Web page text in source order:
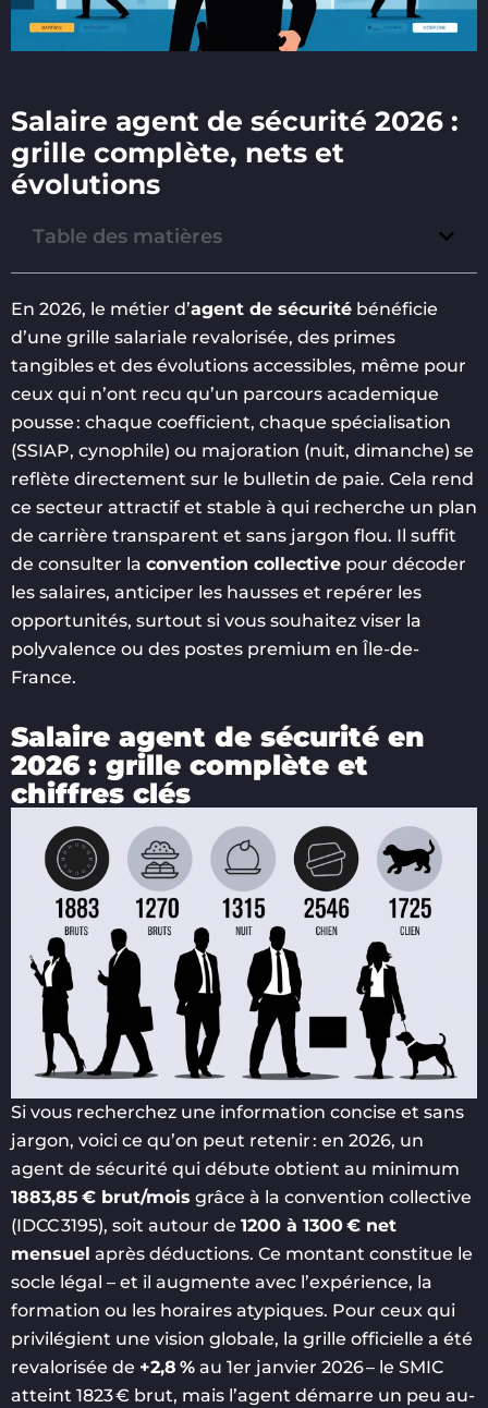
Salaire agent de sécurité 2026 :
grille complète, nets et
évolutions
Table des matières
En 2026, le métier d’agent de sécurité bénéficie
d’une grille salariale revalorisée, des primes
tangibles et des évolutions accessibles, même pour
ceux qui n’ont recu qu’un parcours academique
pousse : chaque coefficient, chaque spécialisation
(SSIAP, cynophile) ou majoration (nuit, dimanche) se
reflète directement sur le bulletin de paie. Cela rend
ce secteur attractif et stable à qui recherche un plan
de carrière transparent et sans jargon flou. Il suffit
de consulter la convention collective pour décoder
les salaires, anticiper les hausses et repérer les
opportunités, surtout si vous souhaitez viser la
polyvalence ou des postes premium en Île-de-
France.
Salaire agent de sécurité en
2026 : grille complète et
chiffres clés
Si vous recherchez une information concise et sans
jargon, voici ce qu’on peut retenir : en 2026, un
agent de sécurité qui débute obtient au minimum
1883,85 € brut/mois grâce à la convention collective
(IDCC 3195), soit autour de 1200 à 1300 € net
mensuel après déductions. Ce montant constitue le
socle légal – et il augmente avec l’expérience, la
formation ou les horaires atypiques. Pour ceux qui
privilégient une vision globale, la grille officielle a été
revalorisée de +2,8 % au 1er janvier 2026 – le SMIC
atteint 1823 € brut, mais l’agent démarre un peu au-